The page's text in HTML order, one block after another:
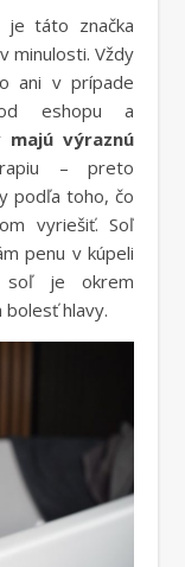
je táto značka
minulosti. Vždy
ani v prípade
eshopu a
majú výraznú
– preto
podľa toho, čo
vyriešiť. Soľ
penu v kúpeli
soľ je okrem
hlavy.